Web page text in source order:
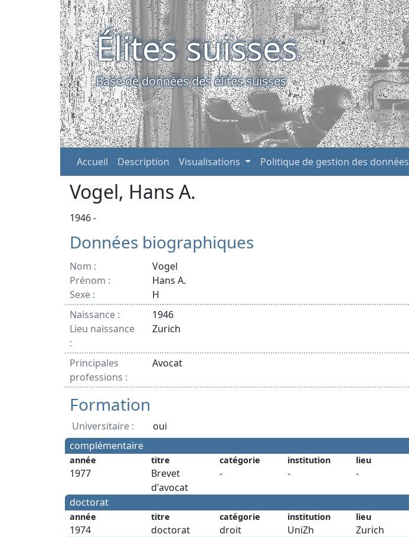
Élites suisses
Base de données des élites suisses
Accueil Description Visualisations Politique de gestion des données
Vogel, Hans A.
1946 -
Données biographiques
Nom :
Vogel
Prénom :
Hans A.
Sexe :
H
Naissance :
1946
Lieu naissance
:
Zurich
Principales
professions :
Avocat
Formation
Universitaire :
oui
complémentaire
année titre catégorie institution lieu
1977
Brevet
d'avocat
- - -
doctorat
année titre catégorie institution lieu
1974 doctorat droit UniZh Zurich